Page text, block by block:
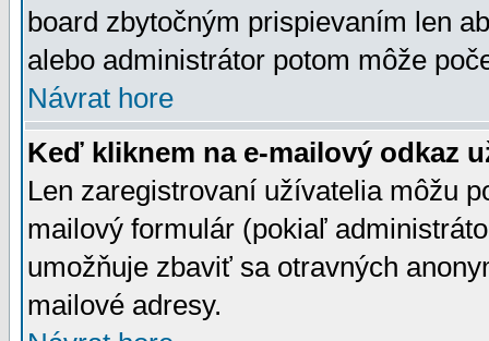
board zbytočným prispievaním len
alebo administrátor potom môže
Návrat hore
Keď kliknem na e-mailový odkaz
Len zaregistrovaní užívatelia môžu
mailový formulár (pokiaľ
umožňuje zbaviť sa otravných
mailové adresy.